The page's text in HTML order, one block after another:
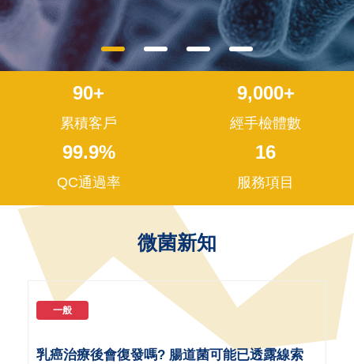
90+
累積客戶
9,000+
經手檢體數
99.9%
QC通過率
16
服務項目
微菌新知
一般
乳癌治療後會復發嗎? 腸道菌可能已透露線索